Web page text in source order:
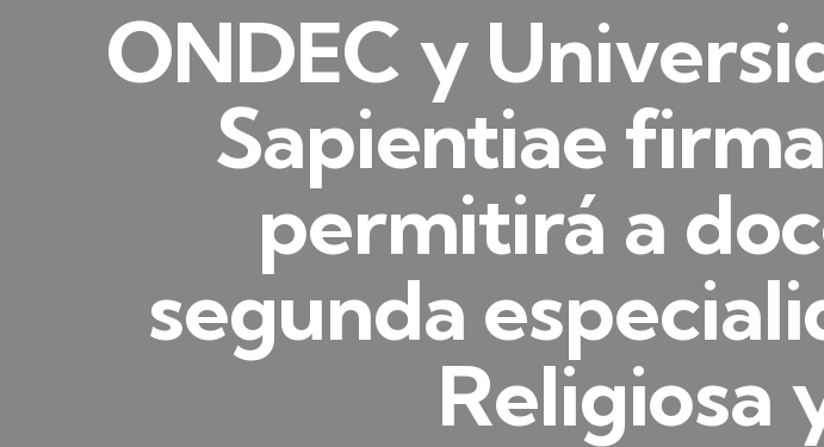
ONDEC y
Sapientiae
permitirá a
segunda
Religiosa